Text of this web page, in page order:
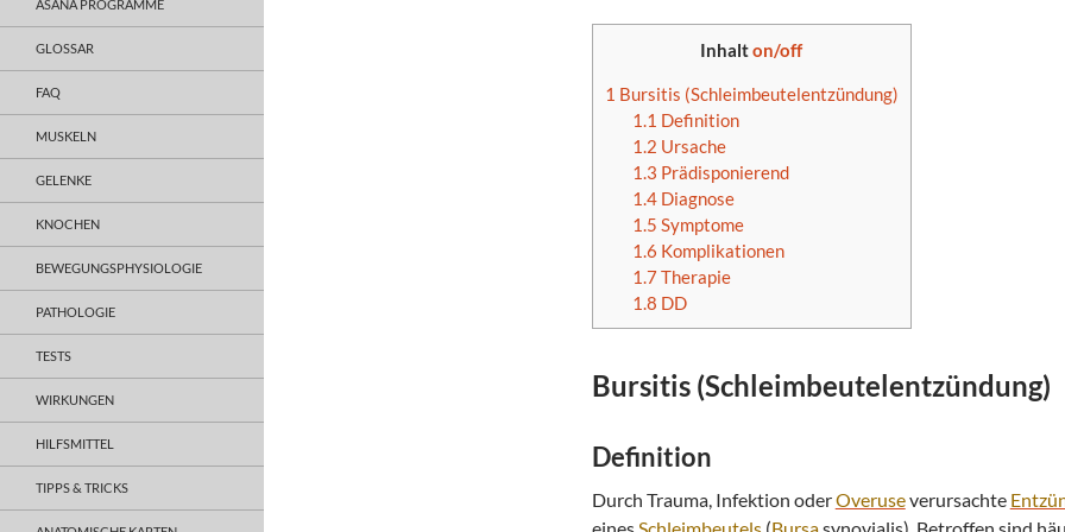
Inhalton/off
1 Bursitis (Schleimbeutelentzündung)
1.1 Definition
1.2 Ursache
1.3 Prädisponierend
1.4Diagnose
1.5 Symptome
1.6 Komplikationen
1.7Therapie
1.8 DD
Bursitis(Schleimbeutelentzündung)
Definition
Durch Trauma, Infektion oderOveruseverursachte
ASANA PROGRAMME
GLOSSAR
FAQ
MUSKELN
GELENKE
KNOCHEN
BEWEGUNGSPHYSIOLOGIE
PATHOLOGIE
TESTS
WIRKUNGEN
HILFSMITTEL
TIPPS & TRICKS